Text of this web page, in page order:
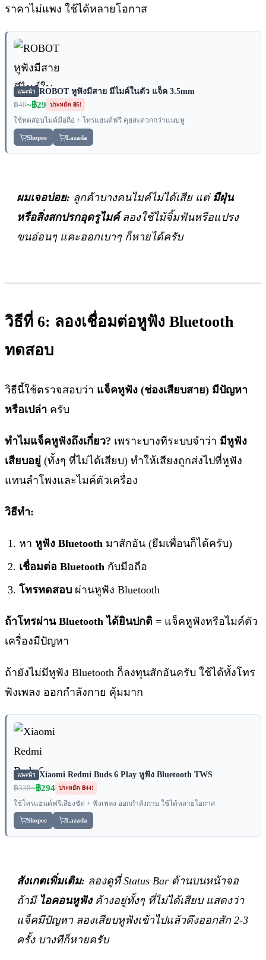
ราคาไม่แพง ใช้ได้หลายโอกาส
แนะนำ
ROBOT หูฟังมีสาย มีไมค์ในตัว แจ็ค 3.5mm
฿40~฿29 ประหยัด ฿5!
ใช้ทดสอบไมค์มือถือ + โทรแฮนด์ฟรี คุยสะดวกกว่าแนบหู
Shopee Lazada
ผมเจอบ่อย: ลูกค้าบางคนไมค์ไม่ได้เสีย แต่ มีฝุ่น
หรือสิ่งสกปรกอุดรูไมค์ลองใช้ไม้จิ้มฟันหรือแปรง
ขนอ่อนๆ แคะออกเบาๆ ก็หายได้ครับ
วิธีที่ 6: ลองเชื่อมต่อหูฟัง Bluetooth
ทดสอบ
วิธีนี้ใช้ตรวจสอบว่า แจ็คหูฟัง (ช่องเสียบสาย) มีปัญหา
หรือเปล่า ครับ
ทำไมแจ็คหูฟังถึงเกี่ยว? เพราะบางทีระบบจำว่า มีหูฟัง
เสียบอยู่ (ทั้งๆ ที่ไม่ได้เสียบ) ทำให้เสียงถูกส่งไปที่หูฟัง
แทนลำโพงและไมค์ตัวเครื่อง
วิธีทำ:
หา หูฟัง Bluetooth มาสักอัน (ยืมเพื่อนก็ได้ครับ)
เชื่อมต่อ Bluetooth กับมือถือ
โทรทดสอบ ผ่านหูฟัง Bluetooth
ถ้าโทรผ่าน Bluetooth ได้ยินปกติ = แจ็คหูฟังหรือไมค์ตัว
เครื่องมีปัญหา
ถ้ายังไม่มีหูฟัง Bluetooth ก็ลงทุนสักอันครับ ใช้ได้ทั้งโทร
ฟังเพลง ออกกำลังกาย คุ้มมาก
แนะนำ
Xiaomi Redmi Buds 6 Play หูฟัง Bluetooth TWS
฿338~฿294 ประหยัด ฿44!
ใช้โทรแฮนด์ฟรีเสียงชัด + ฟังเพลง ออกกำลังกาย ใช้ได้หลายโอกาส
Shopee Lazada
สังเกตเพิ่มเติม: ลองดูที่ Status Bar ด้านบนหน้าจอ
ถ้ามี ไอคอนหูฟังค้างอยู่ทั้งๆ ที่ไม่ได้เสียบ แสดงว่า
แจ็คมีปัญหา ลองเสียบหูฟังเข้าไปแล้วดึงออกสัก 2-3
ครั้ง บางทีก็หายครับ